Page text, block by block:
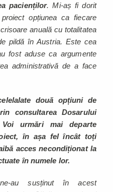
pacienților. Mi-aș fi dorit
opțiunea ca fiecare
anuală cu totalitatea
pildă în Austria. Este cea
fost aduse ca argumente
administrativă de a face
două opțiuni de
consultarea Dosarului
urmări mai departe
în așa fel încât toți
acces necondiționat la
în numele lor.
au susținut în acest